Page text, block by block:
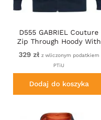
D555 GABRIEL Couture
Zip Through Hoody With
Reversible Zips Navy
329 zł z wliczonym podatkiem
PTiU
Dodaj do koszyka